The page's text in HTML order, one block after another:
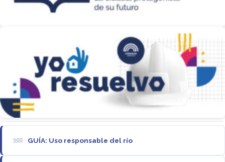
GUÍA: Uso responsable del río